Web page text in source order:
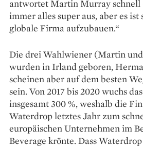
antwortet Martin Murray schnell
immer alles super aus, aber es ist
globale Firma aufzubauen.“
Die drei Wahlwiener (Martin
wurden in Irland geboren,
scheinen aber auf dem besten
sein. Von 2017 bis 2020 wuchs
insgesamt 300 %, weshalb die
Waterdrop letztes Jahr zum
europäischen Unternehmen im
Beverage krönte. Dass